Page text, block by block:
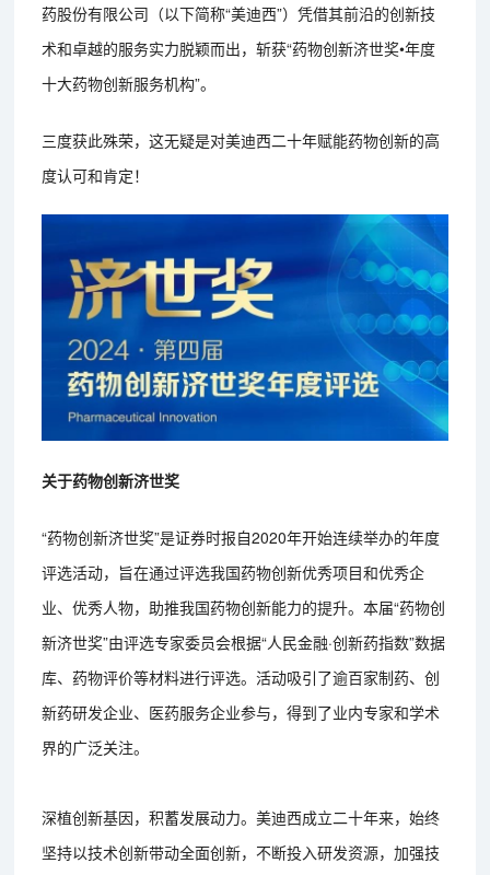
药股份有限公司（以下简称“美迪西”）凭借其前沿的创新技
术和卓越的服务实力脱颖而出，斩获“药物创新济世奖•年度
十大药物创新服务机构”。
三度获此殊荣，这无疑是对美迪西二十年赋能药物创新的高
度认可和肯定！
关于药物创新济世奖
“药物创新济世奖”是证券时报自2020年开始连续举办的年度
评选活动，旨在通过评选我国药物创新优秀项目和优秀企
业、优秀人物，助推我国药物创新能力的提升。本届“药物创
新济世奖”由评选专家委员会根据“人民金融·创新药指数”数据
库、药物评价等材料进行评选。活动吸引了逾百家制药、创
新药研发企业、医药服务企业参与，得到了业内专家和学术
界的广泛关注。
深植创新基因，积蓄发展动力。美迪西成立二十年来，始终
坚持以技术创新带动全面创新，不断投入研发资源，加强技